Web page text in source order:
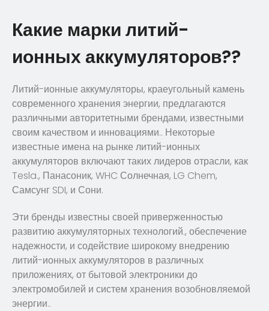
Какие марки литий-
ионных аккумуляторов??
Литий-ионные аккумуляторы, краеугольный камень
современного хранения энергии, предлагаются
различными авторитетными брендами, известными
своим качеством и инновациями.. Некоторые
известные имена на рынке литий-ионных
аккумуляторов включают таких лидеров отрасли, как
Tesla., Панасоник, WHC Солнечная, LG Chem,
Самсунг SDI, и Сони.
Эти бренды известны своей приверженностью
развитию аккумуляторных технологий., обеспечение
надежности, и содействие широкому внедрению
литий-ионных аккумуляторов в различных
приложениях, от бытовой электроники до
электромобилей и систем хранения возобновляемой
энергии..